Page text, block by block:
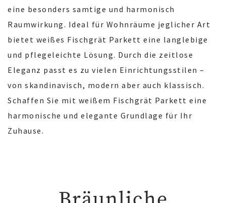
eine besonders samtige und harmonisch
Raumwirkung. Ideal für Wohnräume jeglicher Art
bietet weißes Fischgrät Parkett eine langlebige
und pflegeleichte Lösung. Durch die zeitlose
Eleganz passt es zu vielen Einrichtungsstilen –
von skandinavisch, modern aber auch klassisch.
Schaffen Sie mit weißem Fischgrät Parkett eine
harmonische und elegante Grundlage für Ihr
Zuhause.